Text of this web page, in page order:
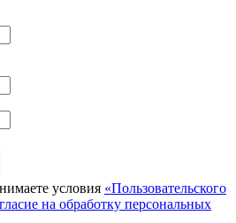
условия «Пользовательского
на обработку персональных